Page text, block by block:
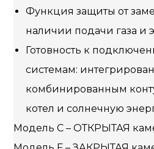
Функция защиты от
наличии подачи газа и
Готовность к
системам:
комбинированным
котел и солнечную
Модель С – ОТКРЫТАЯ